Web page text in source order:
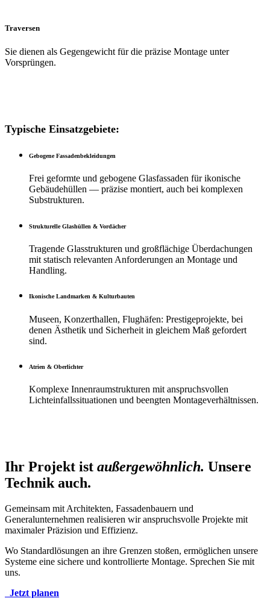
Traversen
Sie dienen als Gegengewicht für die präzise Montage unter
Vorsprüngen.
Typische Einsatzgebiete:
Gebogene Fassadenbekleidungen
Frei geformte und gebogene Glasfassaden für ikonische
Gebäudehüllen — präzise montiert, auch bei komplexen
Substrukturen.
Strukturelle Glashüllen & Vordächer
Tragende Glasstrukturen und großflächige Überdachungen
mit statisch relevanten Anforderungen an Montage und
Handling.
Ikonische Landmarken & Kulturbauten
Museen, Konzerthallen, Flughäfen: Prestigeprojekte, bei
denen Ästhetik und Sicherheit in gleichem Maß gefordert
sind.
Atrien & Oberlichter
Komplexe Innenraumstrukturen mit anspruchsvollen
Lichteinfallssituationen und beengten Montageverhältnissen.
Ihr Projekt ist außergewöhnlich. Unsere
Technik auch.
Gemeinsam mit Architekten, Fassadenbauern und
Generalunternehmen realisieren wir anspruchsvolle Projekte mit
maximaler Präzision und Effizienz.
Wo Standardlösungen an ihre Grenzen stoßen, ermöglichen unsere
Systeme eine sichere und kontrollierte Montage. Sprechen Sie mit
uns.
Jetzt planen